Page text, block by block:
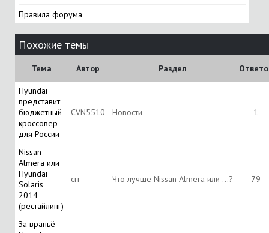
Правила форума
Похожие темы
Тема Автор Раздел
Hyundai
представит
бюджетный
кроссовер
для России
CVN5510 Новости 1
Nissan
Almera или
Hyundai
Solaris
2014
(рестайлинг)
crr Что лучше Nissan Almera или ...? 79
За враньё